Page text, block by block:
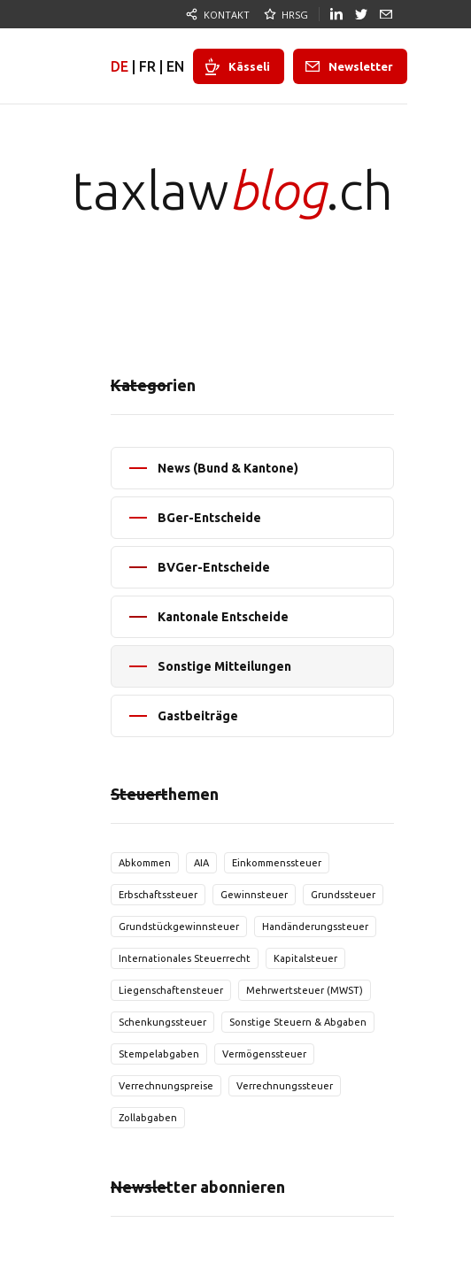
KONTAKT HRSG
DE FR EN Kässeli Newsletter
taxlawblog.ch
Kategorien
News (Bund & Kantone)
BGer-Entscheide
BVGer-Entscheide
Kantonale Entscheide
Sonstige Mitteilungen
Gastbeiträge
Steuerthemen
Abkommen AIA Einkommenssteuer
Erbschaftssteuer Gewinnsteuer Grundssteuer
Grundstückgewinnsteuer Handänderungssteuer
Internationales Steuerrecht Kapitalsteuer
Liegenschaftensteuer Mehrwertsteuer (MWST)
Schenkungssteuer Sonstige Steuern & Abgaben
Stempelabgaben Vermögenssteuer
Verrechnungspreise Verrechnungssteuer
Zollabgaben
Newsletter abonnieren